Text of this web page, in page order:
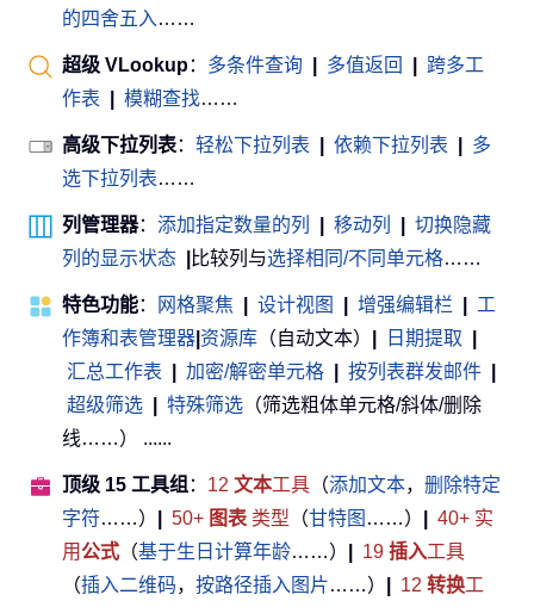
的四舍五入 ……
超级 VLookup： 多条件查询 多值返回
跨多工
作表
模糊查找……
高级下拉列表： 轻松下拉列表 依赖下拉列表
多
选下拉列表……
列管理器： 添加指定数量的列 移动列
切换隐藏
列的显示状态
比较列与选择相同/不同单元格……
特色功能： 网格聚焦 设计视图 增强编辑栏
工
作簿和表管理器 资源库 （自动文本） 日期提取
汇总工作表
加密/解密单元格 按列表群发邮件
超级筛选
特殊筛选 （筛选粗体单元格/斜体/删除
线……） ......
顶级 15 工具组 ： 12 文本工具 （添加文本， 删除特定
字符……） 50+ 图表 类型 （甘特图 ……）
40+ 实
用公式 （基于生日计算年龄……） 19 插入工具
（插入二维码， 按路径插入图片……） 12 转换工